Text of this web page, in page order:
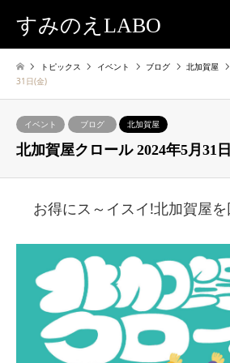
すみのえLABO
トピックス イベント ブログ 北加賀屋
31日(金)
イベント ブログ 北加賀屋
北加賀屋クロール 2024年5月31
お得にス～イスイ!北加賀屋